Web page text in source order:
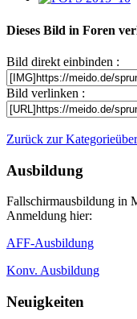
Dieses Bild in Foren
Bild direkt einbinden :
Bild verlinken :
Zurück zur
Ausbildung
Fallschirmausbildung in
Anmeldung hier:
AFF-Ausbildung
Konv. Ausbildung
Neuigkeiten